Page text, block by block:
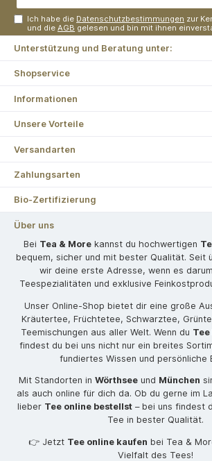
Ich habe die Datenschutzbestimmungen zur
und dieAGB gelesen und bin mit ihnen
Unterstützung und Beratung unter:
Shopservice
Informationen
Unsere Vorteile
Versandarten
Zahlungsarten
Bio-Zertifizierung
Über uns
Bei Tea & Morekannst du hochwertigen
bequem, sicher und mit bester Qualität. Seit
wir deine erste Adresse, wenn es
Teespezialitäten und exklusive
Unser Online-Shop bietet dir eine große
Kräutertee, Früchtetee, Schwarztee,
Teemischungen aus aller Welt. Wenn du
findest du bei uns nicht nur ein breites
fundiertes Wissen und persönliche
Mit Standorten in Wörthsee und München
als auch online für dich da. Ob du gerne im
lieber Tee online bestellst– bei uns findest
Tee in bester Qualität.
👉 Jetzt Tee online kaufen bei Tea &
Vielfalt des Tees!